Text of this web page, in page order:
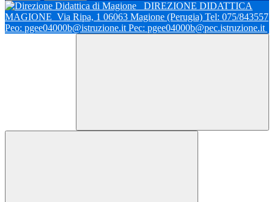
DIREZIONE DIDATTICA
MAGIONE Via Ripa, 1 06063 Magione (Perugia) Tel: 075/843557
Peo: pgee04000b@istruzione.it Pec: pgee04000b@pec.istruzione.it